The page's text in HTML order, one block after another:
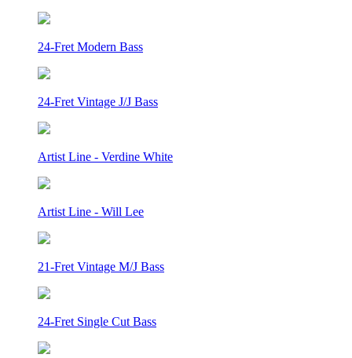
24-Fret Modern Bass
24-Fret Vintage J/J Bass
Artist Line - Verdine White
Artist Line - Will Lee
21-Fret Vintage M/J Bass
24-Fret Single Cut Bass